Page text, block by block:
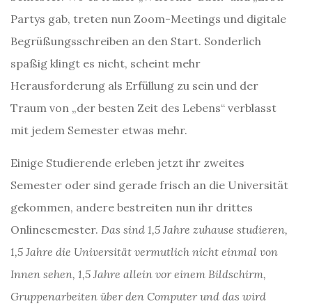
Partys gab, treten nun Zoom-Meetings und digitale
Begrüßungsschreiben an den Start. Sonderlich
spaßig klingt es nicht, scheint mehr
Herausforderung als Erfüllung zu sein und der
Traum von „der besten Zeit des Lebens“ verblasst
mit jedem Semester etwas mehr.
Einige Studierende erleben jetzt ihr zweites
Semester oder sind gerade frisch an die Universität
gekommen, andere bestreiten nun ihr drittes
Onlinesemester. Das sind 1,5 Jahre zuhause studieren,
1,5 Jahre die Universität vermutlich nicht einmal von
Innen sehen, 1,5 Jahre allein vor einem Bildschirm,
Gruppenarbeiten über den Computer und das wird